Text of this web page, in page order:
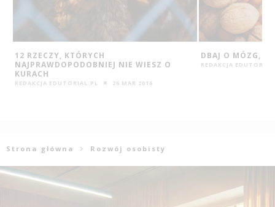
DBAJ O MÓZG, JEDZ ORZECHY!
REDAKCJA EDUTORIAL.PL 10 GRU 2015
GRY
NA ROZWÓJ –
Strona główna Rozwój osobisty